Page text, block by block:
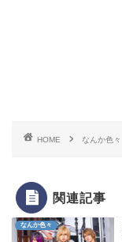
HOME なんか色々
関連記事
なんか色々